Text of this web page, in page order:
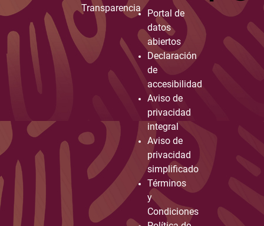
Transparencia
Portal de
datos
abiertos
Declaración
de
accesibilidad
Aviso de
privacidad
integral
Aviso de
privacidad
simplificado
Términos
y
Condiciones